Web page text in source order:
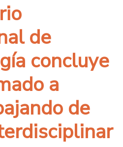
de
concluye
a
de